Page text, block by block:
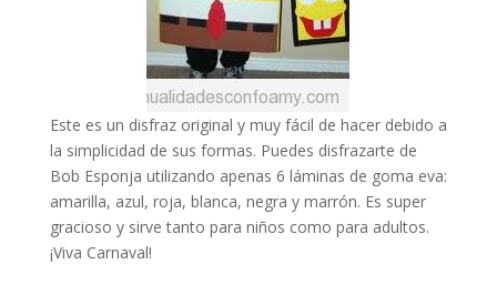
Este es un disfraz original y muy fácil de hacer debido a
la simplicidad de sus formas. Puedes disfrazarte de
Bob Esponja utilizando apenas 6 láminas de goma eva:
amarilla, azul, roja, blanca, negra y marrón. Es super
gracioso y sirve tanto para niños como para adultos.
¡Viva Carnaval!